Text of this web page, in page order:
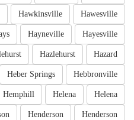
Hawesville
Hawkinsville
Hayesville
Hayneville
Hazard
Hazlehurst
Hebbronville
Heber Springs
Helena
Helena
Hemphill
Henderson
Henderson